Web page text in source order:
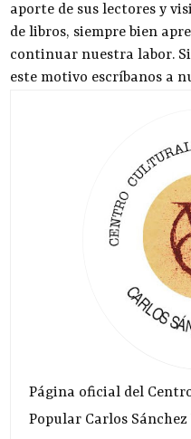
aporte de sus lectores y
de libros, siempre bien
continuar nuestra labor.
este motivo escríbanos a
Página oficial del
Popular Carlos